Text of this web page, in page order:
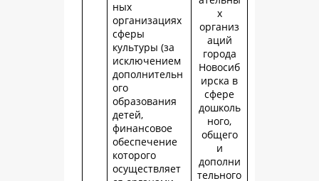
ных
организациях
сферы
культуры (за
исключением
дополнительн
ого
образования
детей,
финансовое
обеспечение
которого
осуществляет
х
организ
аций
города
Новосиб
ирска в
сфере
дошколь
ного,
общего
и
дополни
тельного